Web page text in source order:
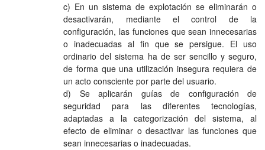
c) En un sistema de explotación se eliminarán o
desactivarán, mediante el control de la
configuración, las funciones que sean innecesarias
o inadecuadas al fin que se persigue. El uso
ordinario del sistema ha de ser sencillo y seguro,
de forma que una utilización insegura requiera de
un acto consciente por parte del usuario.
d) Se aplicarán guías de configuración de
seguridad para las diferentes tecnologías,
adaptadas a la categorización del sistema, al
efecto de eliminar o desactivar las funciones que
sean innecesarias o inadecuadas.